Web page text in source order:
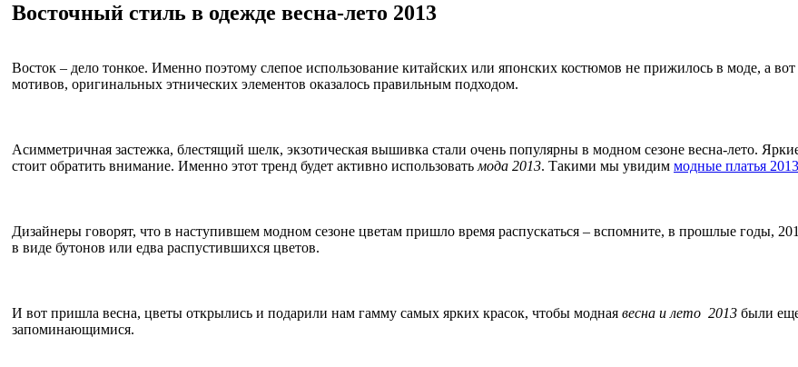
Восточный стиль в одежде весна-лето 2013
Восток – дело тонкое. Именно поэтому слепое использование китайских или японских костюмов не прижилось в моде, а
мотивов, оригинальных этнических элементов оказалось правильным подходом.
Асимметричная застежка, блестящий шелк, экзотическая вышивка стали очень популярны в модном сезоне весна-лето.
стоит обратить внимание. Именно этот тренд будет активно использовать мода 2013. Такими мы увидим модные платья 2013
Дизайнеры говорят, что в наступившем модном сезоне цветам пришло время распускаться – вспомните, в прошлые годы,
в виде бутонов или едва распустившихся цветов.
И вот пришла весна, цветы открылись и подарили нам гамму самых ярких красок, чтобы модная весна и лето 2013 были
запоминающимися.